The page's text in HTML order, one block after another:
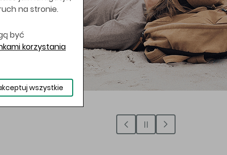
na stronie.
być
korzystania
wszystkie